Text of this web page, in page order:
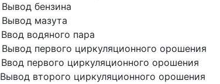
Вывод бензина
Вывод мазута
Ввод водяного пара
Вывод первого циркуляционного орошения
Ввод первого циркуляционного орошения
Вывод второго циркуляционного орошения